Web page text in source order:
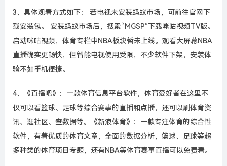
3、具体观看方式如下： 若电视未安装蚂蚁市场，可前往官网下
载安装包。 安装蚂蚁市场后，搜索“MGSP”下载咪咕视频TV版。
启动咪咕视频，体育专栏中NBA板块暂未上线。观看大屏幕NBA
直播确实更畅快，但智能电视使用受限，不少软件下架，安装体
验不如手机便捷。
4、《直播吧》：一款体育信息平台软件，体育爱好者在这里不
仅可以看篮球、足球等综合赛事的直播和点播，还可以刷体育资
讯、逛社区、查数据等。《新浪体育》：一款专注体育的综合性
软件，有着优质的体育文章，全面的数据分析，篮球、足球等超
多种类的体育项目专题，还有NBA等体育赛事直播可以免费看。